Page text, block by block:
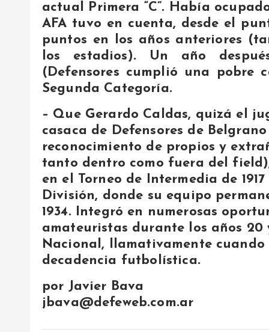
actual Primera “C”. Había
AFA tuvo en cuenta, desde el
puntos en los años anteriores
los estadios). Un año
(Defensores cumplió una pobre
Segunda Categoría.
– Que Gerardo Caldas, quizá el
casaca de Defensores de
reconocimiento de propios y
tanto dentro como fuera del
en el Torneo de Intermedia de
División, donde su equipo
1934. Integró en numerosas
amateuristas durante los años
Nacional, llamativamente
decadencia futbolística.
por Javier Bava
jbava@defeweb.com.ar